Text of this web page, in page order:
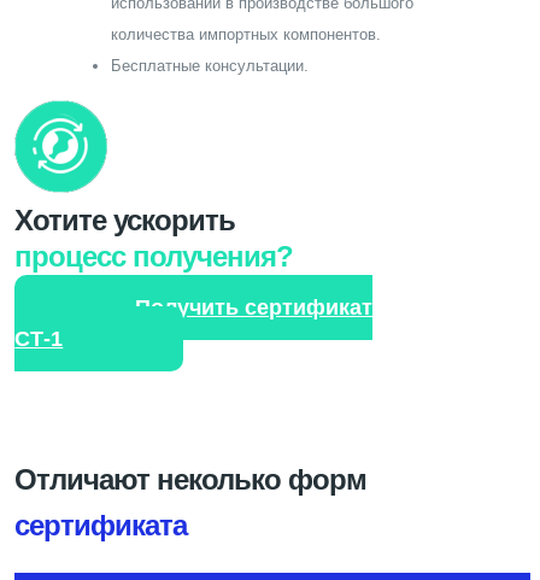
количества импортных компонентов.
Бесплатные консультации.
Хотите ускорить
процесс получения?
Получить сертификат
СТ-1
Отличают неколько форм
сертификата